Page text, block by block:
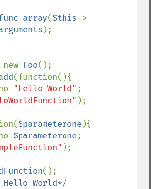
($this->
);
new Foo();
(function(){
"Hello World" ;
);
$parameterone ){
$parameterone;
);
World*/